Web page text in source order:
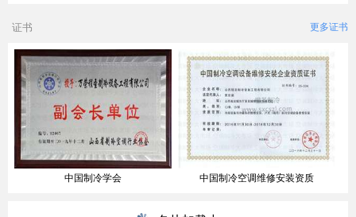
证书 更多证书
中国制冷学会 中国制冷空调维修安装资质